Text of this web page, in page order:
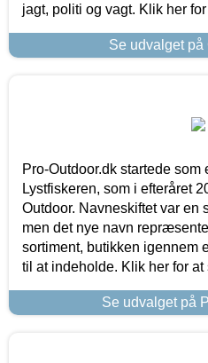
jagt, politi og vagt. Klik her
Se udvalget på
Pro-Outdoor.dk startede som
Lystfiskeren, som i efteråret
Outdoor. Navneskiftet var en
men det nye navn
sortiment, butikken igennem
til at indeholde. Klik her for at
Se udvalget på